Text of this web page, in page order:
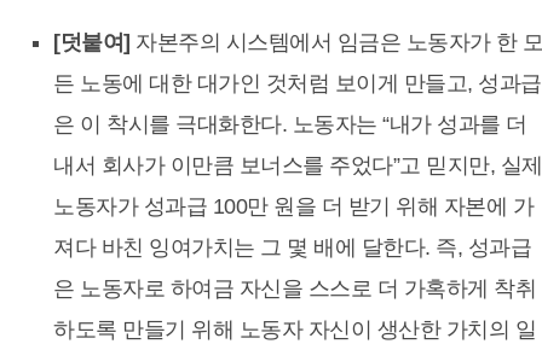
[덧붙여] 자본주의 시스템에서 임금은 노동자가 한
든 노동에 대한 대가인 것처럼 보이게 만들고, 성과급
은 이 착시를 극대화한다. 노동자는 “내가 성과를 더
내서 회사가 이만큼 보너스를 주었다”고 믿지만, 실제
노동자가 성과급 100만 원을 더 받기 위해 자본에 가
져다 바친 잉여가치는 그 몇 배에 달한다. 즉, 성과급
은 노동자로 하여금 자신을 스스로 더 가혹하게 착취
하도록 만들기 위해 노동자 자신이 생산한 가치의 일